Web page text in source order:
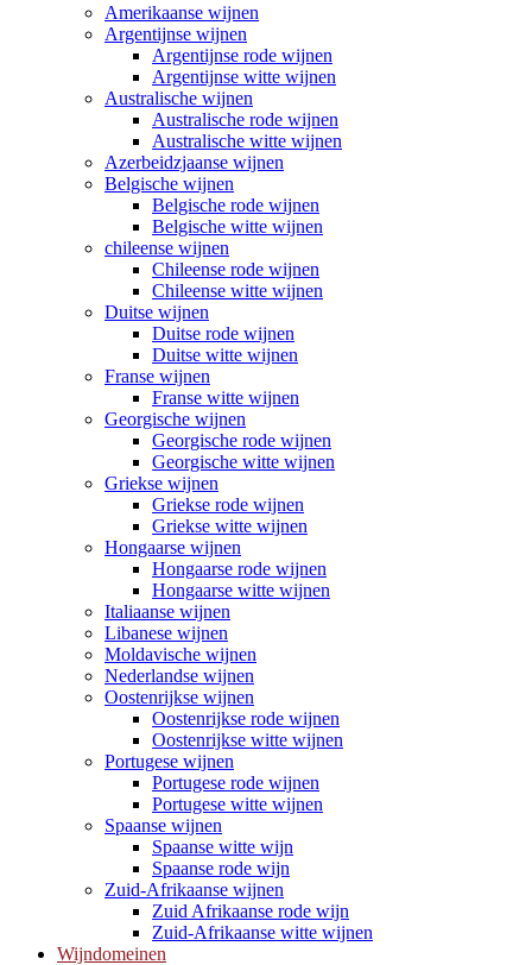
Amerikaanse wijnen
Argentijnse wijnen
Argentijnse rode wijnen
Argentijnse witte wijnen
Australische wijnen
Australische rode wijnen
Australische witte wijnen
Azerbeidzjaanse wijnen
Belgische wijnen
Belgische rode wijnen
Belgische witte wijnen
chileense wijnen
Chileense rode wijnen
Chileense witte wijnen
Duitse wijnen
Duitse rode wijnen
Duitse witte wijnen
Franse wijnen
Franse witte wijnen
Georgische wijnen
Georgische rode wijnen
Georgische witte wijnen
Griekse wijnen
Griekse rode wijnen
Griekse witte wijnen
Hongaarse wijnen
Hongaarse rode wijnen
Hongaarse witte wijnen
Italiaanse wijnen
Libanese wijnen
Moldavische wijnen
Nederlandse wijnen
Oostenrijkse wijnen
Oostenrijkse rode wijnen
Oostenrijkse witte wijnen
Portugese wijnen
Portugese rode wijnen
Portugese witte wijnen
Spaanse wijnen
Spaanse witte wijn
Spaanse rode wijn
Zuid-Afrikaanse wijnen
Zuid Afrikaanse rode wijn
Zuid-Afrikaanse witte wijnen
Wijndomeinen